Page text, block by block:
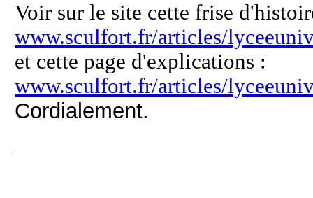
Voir sur le site cette frise
www.sculfort.fr/articles/
et cette page d'explications :
www.sculfort.fr/articles/
Cordialement.